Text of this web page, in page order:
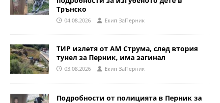
Трънско
04.08.2026 Eкип ЗаПерник
ТИР излетя от АМ Струма, след втория
тунел за Перник, има загинал
03.08.2026 Eкип ЗаПерник
Подробности от полицията в Перник за